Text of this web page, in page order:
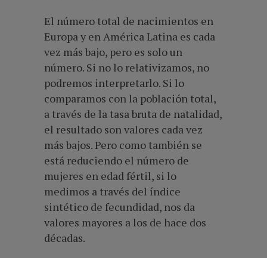
El número total de nacimientos en
Europa y en América Latina es cada
vez más bajo, pero es solo un
número. Si no lo relativizamos, no
podremos interpretarlo. Si lo
comparamos con la población total,
a través de la tasa bruta de natalidad,
el resultado son valores cada vez
más bajos. Pero como también se
está reduciendo el número de
mujeres en edad fértil, si lo
medimos a través del índice
sintético de fecundidad, nos da
valores mayores a los de hace dos
décadas.